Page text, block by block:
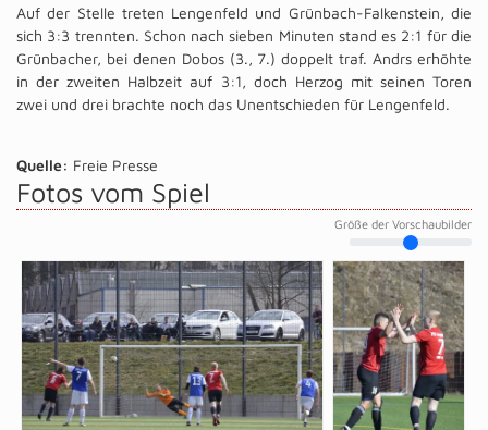
Auf der Stelle treten Lengenfeld und Grünbach-Falkenstein, die
sich 3:3 trennten. Schon nach sieben Minuten stand es 2:1 für die
Grünbacher, bei denen Dobos (3., 7.) doppelt traf. Andrs erhöhte
in der zweiten Halbzeit auf 3:1, doch Herzog mit seinen Toren
zwei und drei brachte noch das Unentschieden für Lengenfeld.
Quelle: Freie Presse
Fotos vom Spiel
Größe der Vorschaubilder